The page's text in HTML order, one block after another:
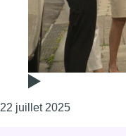
22 juillet 2025Consulter